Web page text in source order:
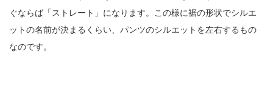
ぐならば「ストレート」になります。この様に裾の形状でシルエ
ットの名前が決まるくらい、パンツのシルエットを左右するもの
なのです。